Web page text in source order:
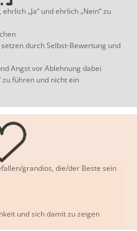
„Ja“ und ehrlich „Nein“ zu
durch Selbst-Bewertung und
Angst vor Ablehnung dabei
zu führen und nicht ein
grandios, die/der Beste sein
und sich damit zu zeigen